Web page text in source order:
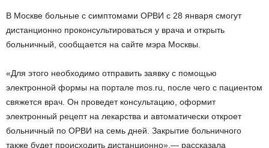
В Москве больные с симптомами ОРВИ с 28 января смогут
дистанционно проконсультироваться у врача и открыть
больничный, сообщается на сайте мэра Москвы.
«Для этого необходимо отправить заявку с помощью
электронной формы на портале mos.ru, после чего с пациентом
свяжется врач. Он проведет консультацию, оформит
электронный рецепт на лекарства и автоматически откроет
больничный по ОРВИ на семь дней. Закрытие больничного
также будет происходить дистанционно»,— рассказала